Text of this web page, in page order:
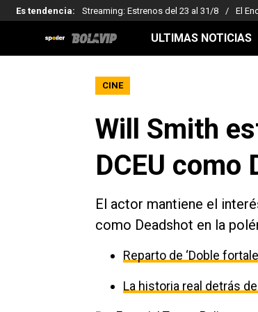
Es tendencia: Streaming: Estrenos del 23 al 31/8 El
ULTIMAS NOTICIAS
CINE
Will Smith
DCEU como
El actor mantiene el
como Deadshot en la
Reparto de ‘Doble
La historia real detrás